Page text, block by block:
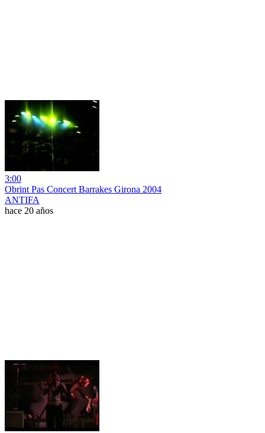
3:00
Obrint Pas Concert Barrakes Girona 2004
ANTIFA
hace 20 años